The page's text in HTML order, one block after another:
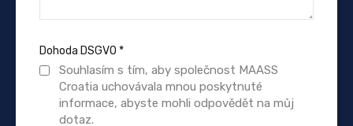
Dohoda DSGVO *
Souhlasím s tím, aby společnost MAASS
Croatia uchovávala mnou poskytnuté
informace, abyste mohli odpovědět na můj
dotaz.